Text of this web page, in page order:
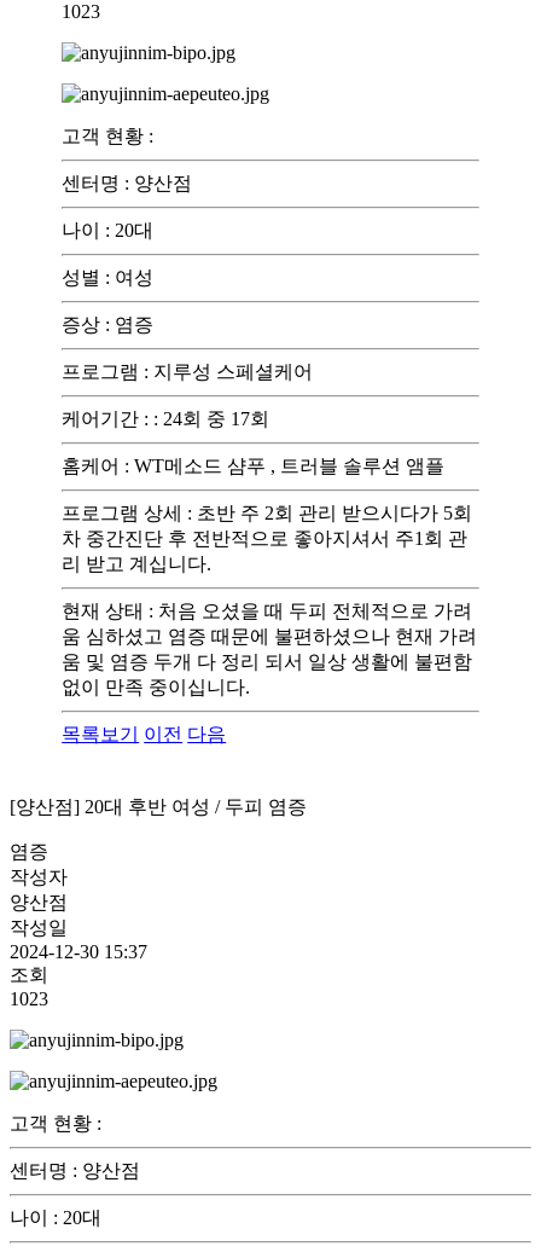
1023
고객 현황 :
센터명 : 양산점
나이 : 20대
성별 : 여성
증상 : 염증
프로그램 : 지루성 스페셜케어
케어기간 : : 24회 중 17회
홈케어 :WT메소드 샴푸 , 트러블 솔루션 앰플
프로그램 상세 : 초반 주 2회 관리 받으시다가 5회
차 중간진단 후 전반적으로 좋아지셔서 주1회 관
리 받고 계십니다.
현재 상태 : 처음 오셨을 때 두피 전체적으로 가려
움 심하셨고 염증 때문에 불편하셨으나 현재 가려
움 및 염증 두개 다 정리 되서 일상 생활에 불편함
없이 만족 중이십니다.
목록보기 이전 다음
[양산점] 20대 후반 여성 / 두피 염증
염증
작성자
양산점
작성일
2024-12-30 15:37
조회
1023
고객 현황 :
센터명 : 양산점
나이 : 20대